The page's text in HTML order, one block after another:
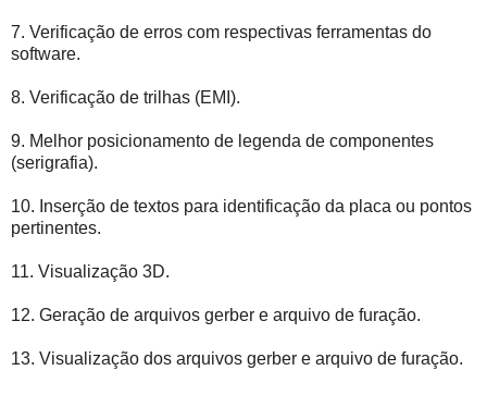
7. Verificação de erros com respectivas ferramentas do
software.
8. Verificação de trilhas (EMI).
9. Melhor posicionamento de legenda de componentes
(serigrafia).
10. Inserção de textos para identificação da placa ou pontos
pertinentes.
11. Visualização 3D.
12. Geração de arquivos gerber e arquivo de furação.
13. Visualização dos arquivos gerber e arquivo de furação.